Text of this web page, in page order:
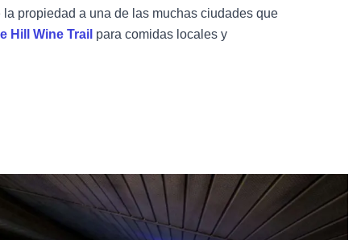
la propiedad a una de las muchas ciudades que
Hill Wine Trail para comidas locales y